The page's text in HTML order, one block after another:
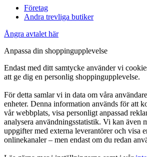
Företag
Andra trevliga butiker
Ångra avtalet här
Anpassa din shoppingupplevelse
Endast med ditt samtycke använder vi
att ge dig en personlig shoppingupplevelse.
För detta samlar vi in data om våra
enheter. Denna information används för att
vår webbplats, visa personligt anpassad
analysera användningsstatistik. Vi kan även
uppgifter med externa leverantörer och visa
onlinekanaler – men endast om du redan